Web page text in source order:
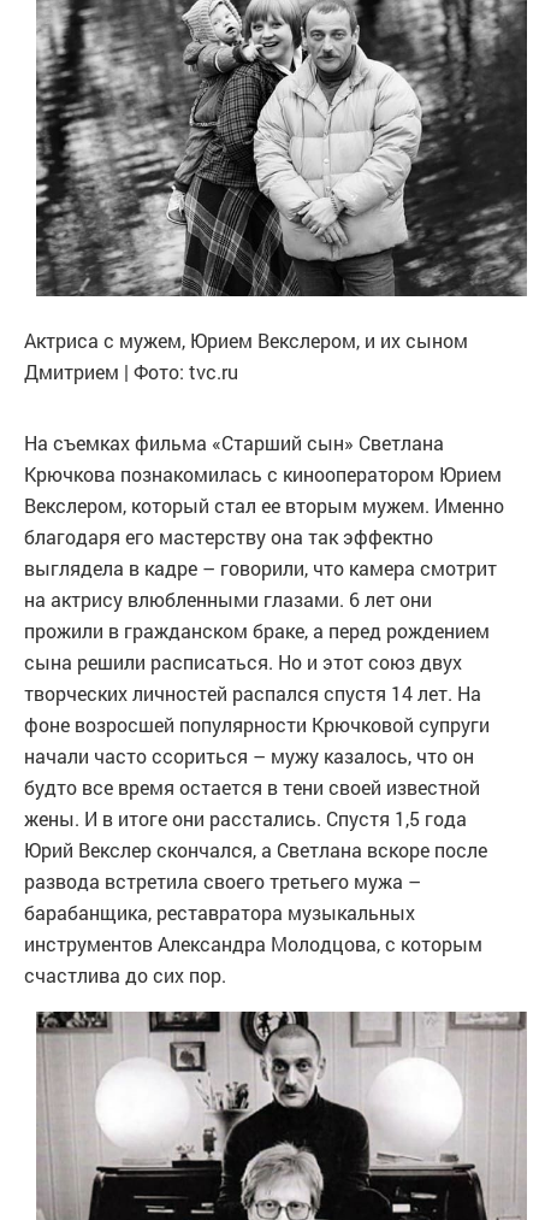
Актриса с мужем, Юрием Векслером, и их сыном
Дмитрием | Фото: tvc.ru
На съемках фильма «Старший сын» Светлана
Крючкова познакомилась с кинооператором Юрием
Векслером, который стал ее вторым мужем. Именно
благодаря его мастерству она так эффектно
выглядела в кадре – говорили, что камера смотрит
на актрису влюбленными глазами. 6 лет они
прожили в гражданском браке, а перед рождением
сына решили расписаться. Но и этот союз двух
творческих личностей распался спустя 14 лет. На
фоне возросшей популярности Крючковой супруги
начали часто ссориться – мужу казалось, что он
будто все время остается в тени своей известной
жены. И в итоге они расстались. Спустя 1,5 года
Юрий Векслер скончался, а Светлана вскоре после
развода встретила своего третьего мужа –
барабанщика, реставратора музыкальных
инструментов Александра Молодцова, с которым
счастлива до сих пор.